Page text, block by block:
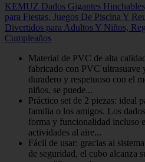
KEMUZ Dados Gigantes
para Fiestas, Juegos De Piscina Y
Divertidos para Adultos Y Niños,
Cumpleaños
Material de PVC de alta
fabricado con PVC ultrasuave
duradero y respetuoso con el
niños, se puede...
Práctico set de 2 piezas: ideal
familia o los amigos. Los
forma y funcionalidad incluso
actividades al aire...
Fácil de usar: gracias al
de seguridad, el cubo alcanza